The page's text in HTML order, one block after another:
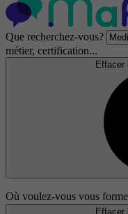
Que recherchez-vous?
métier, certification...
Effacer
Où voulez-vous vous
Effacer